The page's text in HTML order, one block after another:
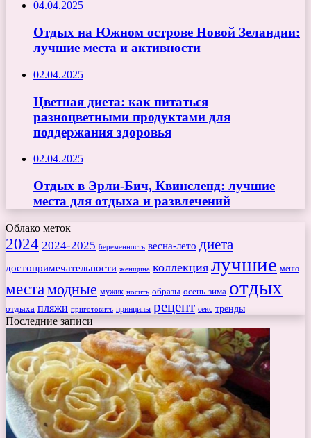
04.04.2025
Отдых на Южном острове Новой Зеландии:
лучшие места и активности
02.04.2025
Цветная диета: как питаться
разноцветными продуктами для
поддержания здоровья
02.04.2025
Отдых в Эрли-Бич, Квинсленд: лучшие
места для отдыха и развлечений
Облако меток
2024 2024-2025 беременность весна-лето диета
достопримечательности женщина коллекция лучшие меню
места модные мужик носить образы осень-зима отдых
отдыха пляжи приготовить принципы рецепт секс тренды
Последние записи